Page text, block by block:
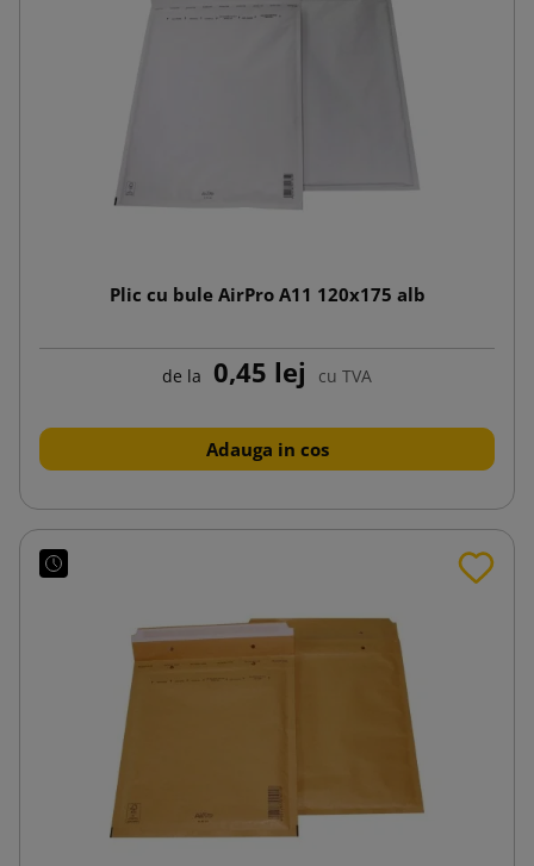
Plic cu bule AirPro A11 120x175 alb
de la 0,45 lej cu TVA
Adauga in cos